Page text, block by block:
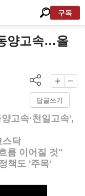
구독
양고속…올
답글쓰기
고속·천일고속',
스닥
름 이어질 것"
책도 '주목'